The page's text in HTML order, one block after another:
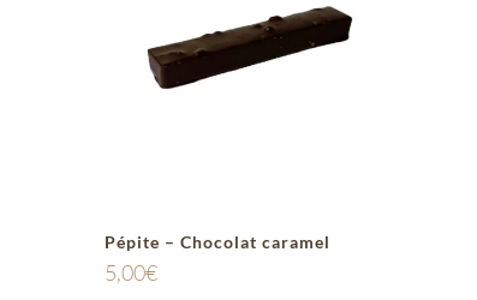
Pépite – Chocolat caramel
5,00€